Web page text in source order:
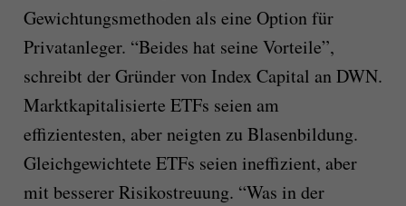
Gewichtungsmethoden als eine Option für
Privatanleger. “Beides hat seine Vorteile”,
schreibt der Gründer von Index Capital an DWN.
Marktkapitalisierte ETFs seien am
effizientesten, aber neigten zu Blasenbildung.
Gleichgewichtete ETFs seien ineffizient, aber
mit besserer Risikostreuung. “Was in der